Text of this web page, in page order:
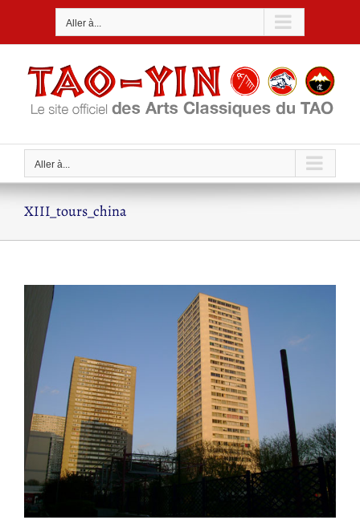
Aller à...
Aller à...
XIII_tours_china